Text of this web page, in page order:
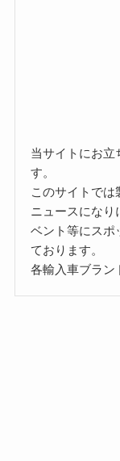
当サイトにお立
す。
このサイトでは
ニュースになり
ベント等にスポ
ております。
各輸入車ブラン